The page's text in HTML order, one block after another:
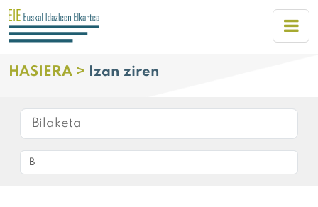
HASIERA > Izan ziren